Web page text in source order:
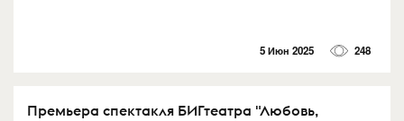
5 Июн 2025 248
Премьера спектакля БИГтеатра "Любовь,